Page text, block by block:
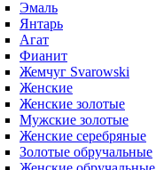
Эмаль
Янтарь
Агат
Фианит
Жемчуг Svarowski
Женские
Женские золотые
Мужские золотые
Женские серебряные
Золотые обручальные